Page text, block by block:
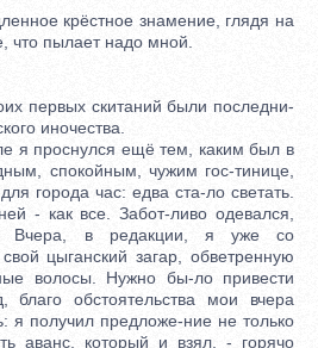
крёстное знамение, глядя на
что пылает надо мной.
первых скитаний были последни-
иночества.
проснулся ещё тем, каким был в
спокойным, чужим гос-тинице,
города час: едва ста-ло светать.
- как все. Забот-ливо одевался,
Вчера, в редакции, я уже со
цыганский загар, обветренную
волосы. Нужно бы-ло привести
обстоятельства мои вчера
я получил предложе-ние не только
аванс, который и взял, - горячо